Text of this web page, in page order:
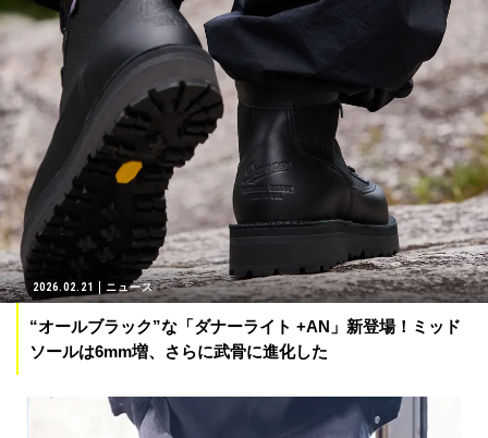
2026.02.21 ニュース
“オールブラック”な「ダナーライト +AN」新登場！ミッド
ソールは6mm増、さらに武骨に進化した